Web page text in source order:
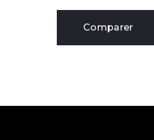
Comparer